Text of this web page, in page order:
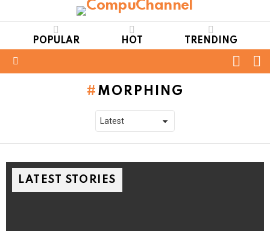
POPULAR HOT TRENDING
MORPHING
LATEST STORIES